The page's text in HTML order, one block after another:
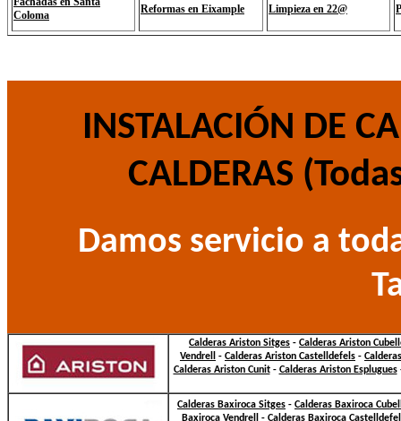
Coloma
Reformas en Eixample Limpieza en 22@
INSTALACIÓN DE
CALDERAS
Damos servicio a
Calderas Ariston Sitges - Calderas Ariston
Vendrell
- Calderas Ariston Castelldefels -
Calderas Ariston Cunit- Calderas Ariston Esplugues
Calderas Baxiroca Sitges - Calderas Baxiroca
Baxiroca Vendrell
- Calderas Baxiroca